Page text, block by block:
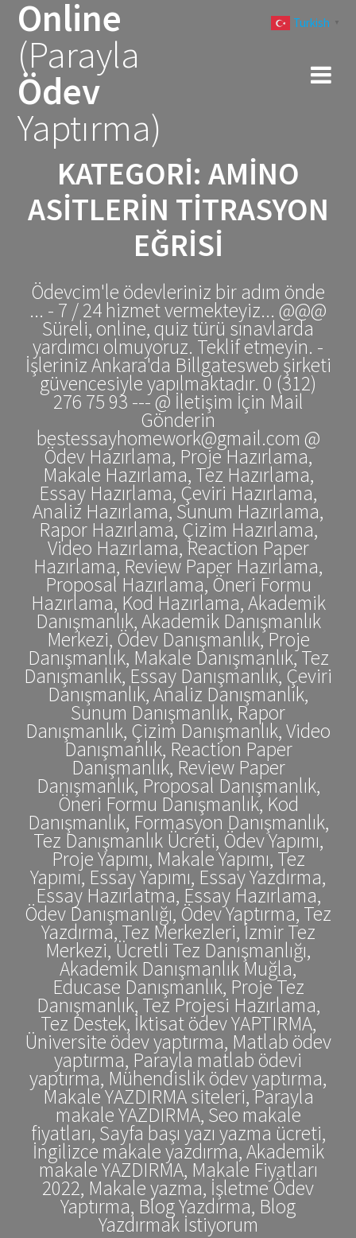
Online
(Parayla
Ödev
Yaptırma)
KATEGORI: AMINO
ASITLERIN TITRASYON
EĞRISI
Ödevcim'le ödevleriniz bir adım önde
... - 7 / 24 hizmet vermekteyiz... @@@
Süreli, online, quiz türü sınavlarda
yardımcı olmuyoruz. Teklif etmeyin. -
İşleriniz Ankara'da Billgatesweb şirketi
güvencesiyle yapılmaktadır. 0 (312)
276 75 93 --- @ İletişim İçin Mail
Gönderin
bestessayhomework@gmail.com @
Ödev Hazırlama, Proje Hazırlama,
Makale Hazırlama, Tez Hazırlama,
Essay Hazırlama, Çeviri Hazırlama,
Analiz Hazırlama, Sunum Hazırlama,
Rapor Hazırlama, Çizim Hazırlama,
Video Hazırlama, Reaction Paper
Hazırlama, Review Paper Hazırlama,
Proposal Hazırlama, Öneri Formu
Hazırlama, Kod Hazırlama, Akademik
Danışmanlık, Akademik Danışmanlık
Merkezi, Ödev Danışmanlık, Proje
Danışmanlık, Makale Danışmanlık, Tez
Danışmanlık, Essay Danışmanlık, Çeviri
Danışmanlık, Analiz Danışmanlık,
Sunum Danışmanlık, Rapor
Danışmanlık, Çizim Danışmanlık, Video
Danışmanlık, Reaction Paper
Danışmanlık, Review Paper
Danışmanlık, Proposal Danışmanlık,
Öneri Formu Danışmanlık, Kod
Danışmanlık, Formasyon Danışmanlık,
Tez Danışmanlık Ücreti, Ödev Yapımı,
Proje Yapımı, Makale Yapımı, Tez
Yapımı, Essay Yapımı, Essay Yazdırma,
Essay Hazırlatma, Essay Hazırlama,
Ödev Danışmanlığı, Ödev Yaptırma, Tez
Yazdırma, Tez Merkezleri, İzmir Tez
Merkezi, Ücretli Tez Danışmanlığı,
Akademik Danışmanlık Muğla,
Educase Danışmanlık, Proje Tez
Danışmanlık, Tez Projesi Hazırlama,
Tez Destek, İktisat ödev YAPTIRMA,
Üniversite ödev yaptırma, Matlab ödev
yaptırma, Parayla matlab ödevi
yaptırma, Mühendislik ödev yaptırma,
Makale YAZDIRMA siteleri, Parayla
makale YAZDIRMA, Seo makale
fiyatları, Sayfa başı yazı yazma ücreti,
İngilizce makale yazdırma, Akademik
makale YAZDIRMA, Makale Fiyatları
2022, Makale yazma, İşletme Ödev
Yaptırma, Blog Yazdırma, Blog
Yazdırmak İstiyorum
Turkish ▼